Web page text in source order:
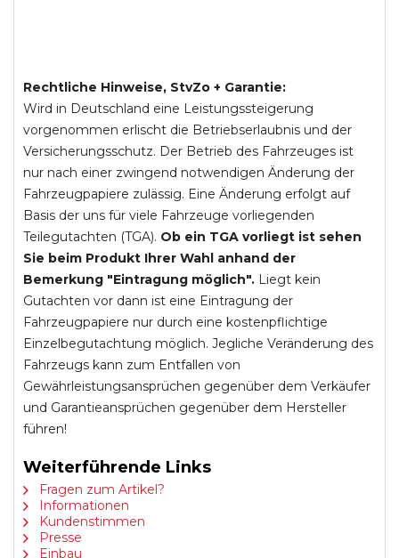
Rechtliche Hinweise, StvZo + Garantie:
Wird in Deutschland eine Leistungssteigerung
vorgenommen erlischt die Betriebserlaubnis und der
Versicherungsschutz. Der Betrieb des Fahrzeuges ist
nur nach einer zwingend notwendigen Änderung der
Fahrzeugpapiere zulässig. Eine Änderung erfolgt auf
Basis der uns für viele Fahrzeuge vorliegenden
Teilegutachten (TGA). Ob ein TGA vorliegt ist sehen
Sie beim Produkt Ihrer Wahl anhand der
Bemerkung "Eintragung möglich". Liegt kein
Gutachten vor dann ist eine Eintragung der
Fahrzeugpapiere nur durch eine kostenpflichtige
Einzelbegutachtung möglich. Jegliche Veränderung des
Fahrzeugs kann zum Entfallen von
Gewährleistungsansprüchen gegenüber dem Verkäufer
und Garantieansprüchen gegenüber dem Hersteller
führen!
Weiterführende Links
Fragen zum Artikel?
Informationen
Kundenstimmen
Presse
Einbau